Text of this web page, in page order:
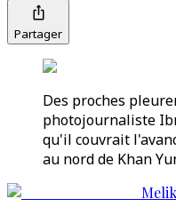
Partager
Des proches
photojournaliste
qu'il couvrait
au nord de Khan